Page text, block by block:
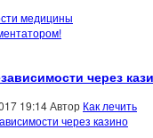
медицины
через
19:14Автор Как лечить